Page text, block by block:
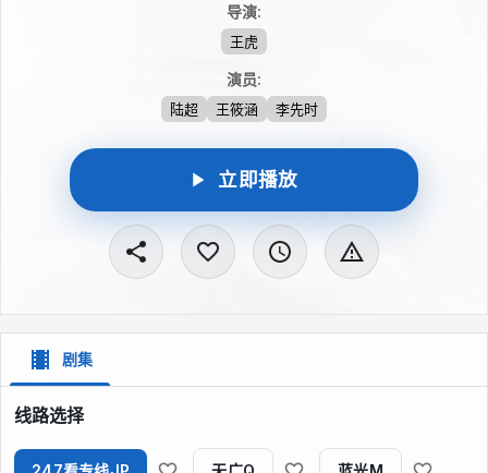
来的点悟中悔悟自救。
导演:
王虎
演员:
陆超 王筱涵 李先时
立即播放
剧集
线路选择